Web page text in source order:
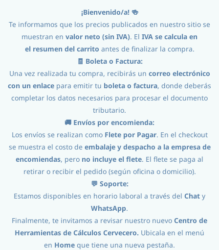
Envasado // Tapas //
Tapas Dorado100U.
¡Bienvenido/a! 🍻
Te informamos que los precios publicados en nuestro sitio se
muestran en valor neto (sin IVA). El IVA se calcula en
el resumen del carrito antes de finalizar la compra.
🧾 Boleta o Factura:
Una vez realizada tu compra, recibirás un correo electrónico
con un enlace para emitir tu boleta o factura, donde deberás
completar los datos necesarios para procesar el documento
tributario.
🚚 Envíos por encomienda:
Los envíos se realizan como Flete por Pagar. En el checkout
se muestra el costo de embalaje y despacho a la empresa de
encomiendas, pero no incluye el flete. El flete se paga al
retirar o recibir el pedido (según oficina o domicilio).
💬 Soporte:
Estamos disponibles en horario laboral a través del Chat y
WhatsApp.
Finalmente, te invitamos a revisar nuestro nuevo Centro de
Herramientas de Cálculos Cervecero. Ubicala en el menú
en Home que tiene una nueva pestaña.